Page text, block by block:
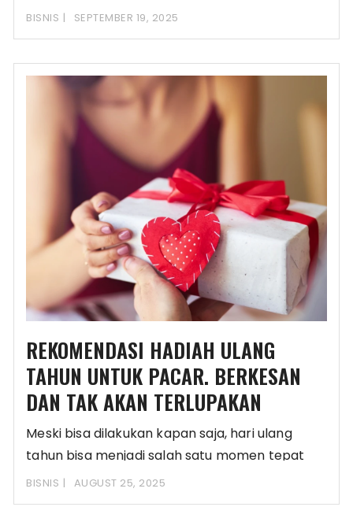
harga emas hari
BISNIS SEPTEMBER 19, 2025
REKOMENDASI HADIAH ULANG
TAHUN UNTUK PACAR. BERKESAN
DAN TAK AKAN TERLUPAKAN
Meski bisa dilakukan kapan saja, hari ulang
tahun bisa menjadi salah satu momen tepat
untuk
BISNIS AUGUST 25, 2025